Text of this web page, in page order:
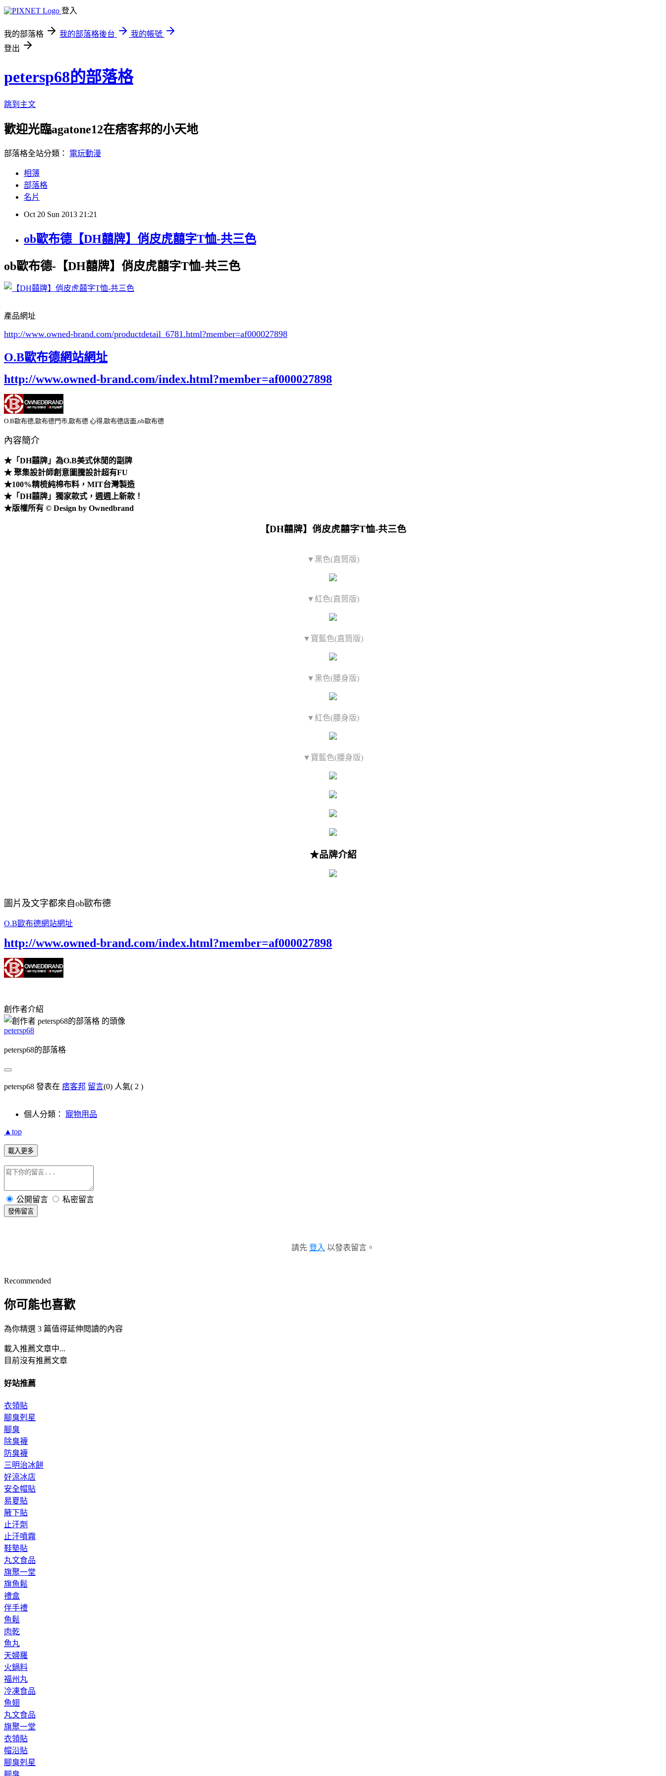
登入
我的部落格 我的部落格後台
我的帳號
登出
petersp68的部落格
跳到主文
歡迎光臨agatone12在痞客邦的小天地
部落格全站分類： 電玩動漫
相簿
部落格
名片
Oct 20 Sun 2013 21:21
ob歐布德【DH囍牌】俏皮虎囍字T恤-共三色
ob歐布德-【DH囍牌】俏皮虎囍字T恤-共三色
產品網址
http://www.owned-brand.com/productdetail_6781.html?member=af000027898
O.B歐布德網站網址
http://www.owned-brand.com/index.html?member=af000027898
O.B歐布德,歐布德門市,歐布德 心得,歐布德店面,ob歐布德
內容簡介
★「DH囍牌」為O.B美式休閒的副牌
★ 聚集設計師創意圖騰設計超有FU
★100%精梳純棉布料，MIT台灣製造
★「DH囍牌」獨家款式，週週上新款！
★版權所有 © Design by Ownedbrand
【DH囍牌】俏皮虎囍字T恤-共三色
▼黑色(直筒版)
▼紅色(直筒版)
▼寶藍色(直筒版)
▼黑色(腰身版)
▼紅色(腰身版)
▼寶藍色(腰身版)
★品牌介紹
圖片及文字都來自ob歐布德
O.B歐布德網站網址
http://www.owned-brand.com/index.html?member=af000027898
創作者介紹
petersp68
petersp68的部落格
petersp68 發表在 痞客邦 留言(0) 人氣( 2 )
個人分類： 寵物用品
▲top
載入更多
公開留言 私密留言
發佈留言
請先 登入 以發表留言。
Recommended
你可能也喜歡
為你精選 3 篇值得延伸閱讀的內容
載入推薦文章中...
目前沒有推薦文章
好站推薦
衣領貼
腳臭剋星
腳臭
除臭襪
防臭襪
三明治冰餅
好涼冰店
安全帽貼
易夏貼
腋下貼
止汗劑
止汗噴霧
鞋墊貼
丸文食品
旗聚一堂
旗魚鬆
禮盒
伴手禮
魚鬆
肉乾
魚丸
天婦羅
火鍋料
福州丸
冷凍食品
魚翅
丸文食品
旗聚一堂
衣領貼
帽沿貼
腳臭剋星
腳臭